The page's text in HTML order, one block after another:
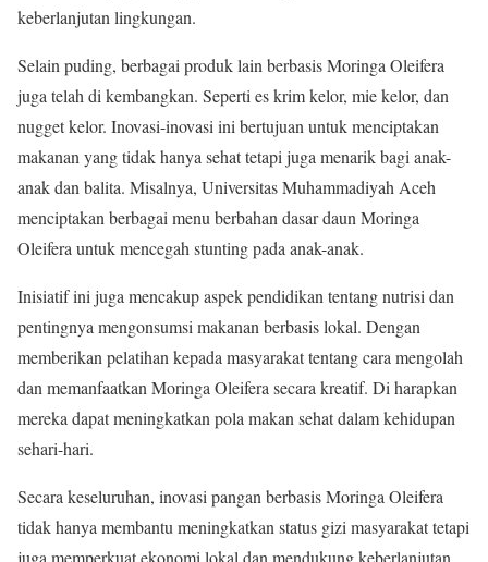
keberlanjutan lingkungan.
Selain puding, berbagai produk lain berbasis Moringa Oleifera
juga telah di kembangkan. Seperti es krim kelor, mie kelor, dan
nugget kelor. Inovasi-inovasi ini bertujuan untuk menciptakan
makanan yang tidak hanya sehat tetapi juga menarik bagi anak-
anak dan balita. Misalnya, Universitas Muhammadiyah Aceh
menciptakan berbagai menu berbahan dasar daun Moringa
Oleifera untuk mencegah stunting pada anak-anak.
Inisiatif ini juga mencakup aspek pendidikan tentang nutrisi dan
pentingnya mengonsumsi makanan berbasis lokal. Dengan
memberikan pelatihan kepada masyarakat tentang cara mengolah
dan memanfaatkan Moringa Oleifera secara kreatif. Di harapkan
mereka dapat meningkatkan pola makan sehat dalam kehidupan
sehari-hari.
Secara keseluruhan, inovasi pangan berbasis Moringa Oleifera
tidak hanya membantu meningkatkan status gizi masyarakat tetapi
juga memperkuat ekonomi lokal dan mendukung keberlanjutan